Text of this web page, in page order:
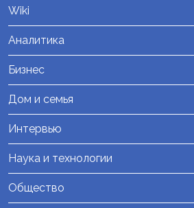
Wiki
Аналитика
Бизнес
Дом и семья
Интервью
Наука и технологии
Общество